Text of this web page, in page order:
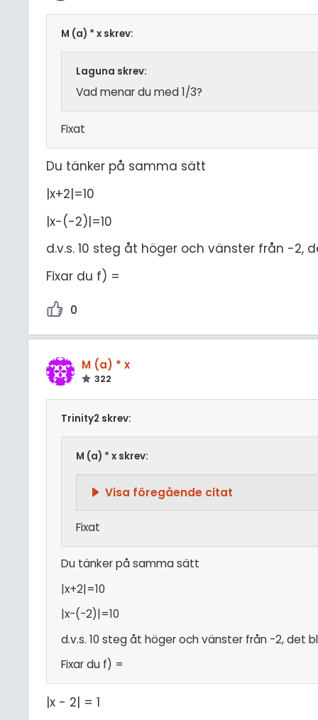
M (a) * x skrev:
Laguna skrev:
Vad menar du med 1/3?
Fixat
Du tänker på samma sätt
|x+2|=10
|x-(-2)|=10
d.v.s. 10 steg åt höger och vänster från -2,
Fixar du f) =
0
M (a) * x
322
Trinity2 skrev:
M (a) * x skrev:
Visa föregående citat
Fixat
Du tänker på samma sätt
|x+2|=10
|x-(-2)|=10
d.v.s. 10 steg åt höger och vänster från -2, det
Fixar du f) =
|x - 2| = 1